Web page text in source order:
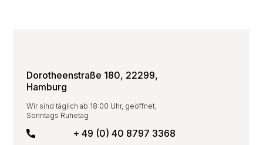
Dorotheenstraße 180, 22299,
Hamburg
Wir sind täglich ab 18:00 Uhr, geöffnet,
Sonntags Ruhetag
+ 49 (0) 40 8797 3368